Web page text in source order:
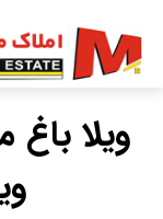
ویلا